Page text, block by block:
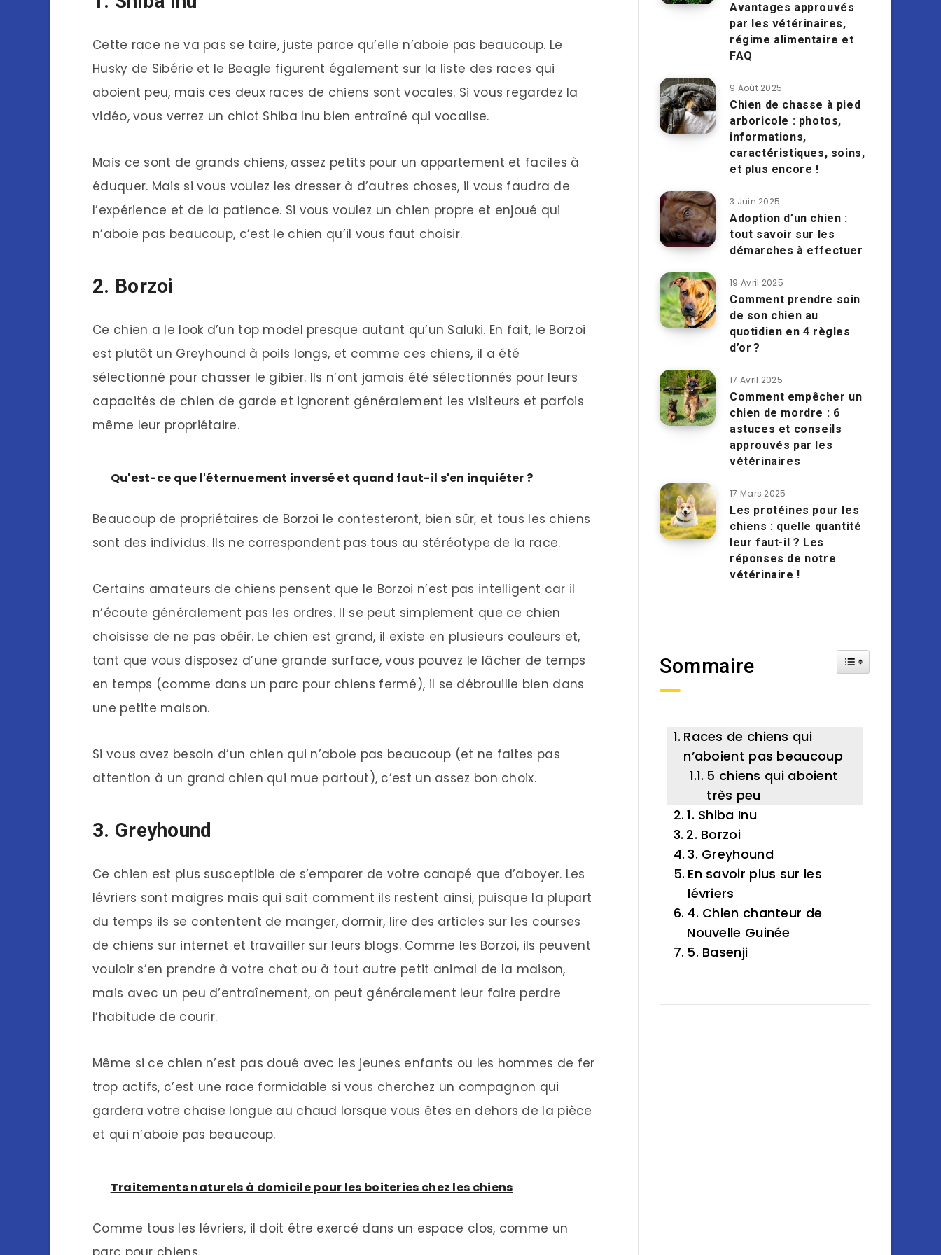
Cette race ne va pas se taire, juste parce qu’elle n’aboie pas beaucoup. Le
Husky de Sibérie et le Beagle figurent également sur la liste des races qui
aboient peu, mais ces deux races de chiens sont vocales. Si vous regardez la
vidéo, vous verrez un chiot Shiba Inu bien entraîné qui vocalise.
Mais ce sont de grands chiens, assez petits pour un appartement et faciles à
éduquer. Mais si vous voulez les dresser à d’autres choses, il vous faudra de
l’expérience et de la patience. Si vous voulez un chien propre et enjoué qui
n’aboie pas beaucoup, c’est le chien qu’il vous faut choisir.
2. Borzoi
Ce chien a le look d’un top model presque autant qu’un Saluki. En fait, le Borzoi
est plutôt un Greyhound à poils longs, et comme ces chiens, il a été
sélectionné pour chasser le gibier. Ils n’ont jamais été sélectionnés pour leurs
capacités de chien de garde et ignorent généralement les visiteurs et parfois
même leur propriétaire.
Qu'est-ce que l'éternuement inversé et quand faut-il s'en inquiéter ?
Beaucoup de propriétaires de Borzoi le contesteront, bien sûr, et tous les chiens
sont des individus. Ils ne correspondent pas tous au stéréotype de la race.
Certains amateurs de chiens pensent que le Borzoi n’est pas intelligent car il
n’écoute généralement pas les ordres. Il se peut simplement que ce chien
choisisse de ne pas obéir. Le chien est grand, il existe en plusieurs couleurs et,
tant que vous disposez d’une grande surface, vous pouvez le lâcher de temps
en temps (comme dans un parc pour chiens fermé), il se débrouille bien dans
une petite maison.
Si vous avez besoin d’un chien qui n’aboie pas beaucoup (et ne faites pas
attention à un grand chien qui mue partout), c’est un assez bon choix.
3. Greyhound
Ce chien est plus susceptible de s’emparer de votre canapé que d’aboyer. Les
lévriers sont maigres mais qui sait comment ils restent ainsi, puisque la plupart
du temps ils se contentent de manger, dormir, lire des articles sur les courses
de chiens sur internet et travailler sur leurs blogs. Comme les Borzoi, ils peuvent
vouloir s’en prendre à votre chat ou à tout autre petit animal de la maison,
mais avec un peu d’entraînement, on peut généralement leur faire perdre
l’habitude de courir.
Même si ce chien n’est pas doué avec les jeunes enfants ou les hommes de fer
trop actifs, c’est une race formidable si vous cherchez un compagnon qui
gardera votre chaise longue au chaud lorsque vous êtes en dehors de la pièce
et qui n’aboie pas beaucoup.
Traitements naturels à domicile pour les boiteries chez les chiens
Comme tous les lévriers, il doit être exercé dans un espace clos, comme un
Avantages approuvés
par les vétérinaires,
régime alimentaire et
FAQ
9 Août 2025
Chien de chasse à pied
arboricole : photos,
informations,
caractéristiques, soins,
et plus encore !
3 Juin 2025
Adoption d’un chien :
tout savoir sur les
démarches à effectuer
19 Avril 2025
Comment prendre soin
de son chien au
quotidien en 4 règles
d’or ?
17 Avril 2025
Comment empêcher un
chien de mordre : 6
astuces et conseils
approuvés par les
vétérinaires
17 Mars 2025
Les protéines pour les
chiens : quelle quantité
leur faut-il ? Les
réponses de notre
vétérinaire !
Sommaire Toggle Table of
Races de chiens qui
n’aboient pas beaucoup
5 chiens qui aboient
très peu
1. Shiba Inu
2. Borzoi
3. Greyhound
En savoir plus sur les
lévriers
4. Chien chanteur de
Nouvelle Guinée
5. Basenji